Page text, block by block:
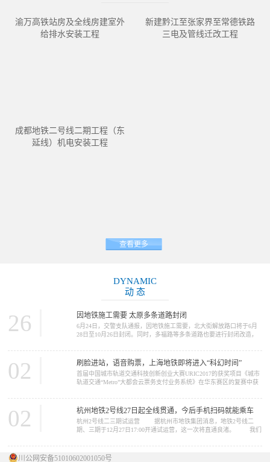
渝万高铁站房及全线房建室外
给排水安装工程
新建黔江至张家界至常德铁路
三电及管线迁改工程
成都地铁二号线二期工程（东
延线）机电安装工程
查看更多
DYNAMIC
动 态
因地铁施工需要 太原多条道路封闭
26
6月24日，交警支队通报，因地铁施工需要，北大街解放路口将于6月
28日至10月26日封闭。同时，多福路等多条道路也要进行封闭改造，
口将于6月28日至10月26日封闭施工。施工期间，路口禁止一切车辆通
行，车辆可绕行胜利街、五一路、北肖墙。 多福路（规划摄乐街
—柴化路）将于6月26日至11月30日进行改造施工，施工期间，施工路
段禁止一切车...
刷脸进站，语音购票，上海地铁即将进入“科幻时间”
02
首届中国城市轨道交通科技创新创业大赛URIC2017的获奖项目《城市
轨道交通“Metro”大都会云票务支付业务系统》在华东赛区的复赛中获
的好成绩。这个项目的完成单位是上海申通地铁集团。 我们今天
要报道的新闻，正与这个项目中的“Metro大都会...
杭州地铁2号线27日起全线贯通，今后手机扫码就能乘车
02
杭州2号线二三期试运营 据杭州市地铁集团消息，地铁2号线二
期、三期于12月27日17:00开通试运营，这一次将直通良渚。 我们
川公网安备51010602001050号